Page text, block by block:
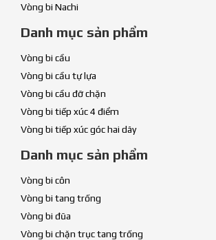
Vòng bi Nachi
Danh mục sản phẩm
Vòng bi cầu
Vòng bi cầu tự lựa
Vòng bi cầu đỡ chặn
Vòng bi tiếp xúc 4 điểm
Vòng bi tiếp xúc góc hai dãy
Danh mục sản phẩm
Vòng bi côn
Vòng bi tang trống
Vòng bi đũa
Vòng bi chặn trục tang trống